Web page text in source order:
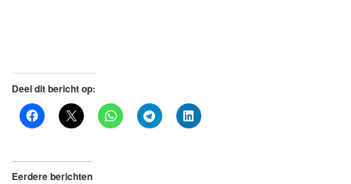
Deel dit bericht op:
Eerdere berichten